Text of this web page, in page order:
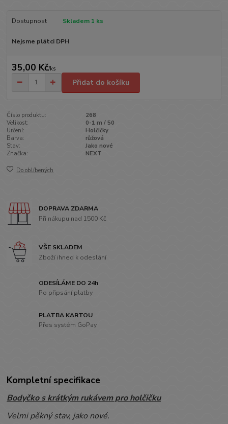
Dostupnost Skladem 1 ks
Nejsme plátci DPH
35,00 Kč/ks
Přidat do košíku
Číslo produktu:
268
Velikost:
0-1 m / 50
Určení:
Holčičky
Barva:
růžová
Stav:
Jako nové
Značka:
NEXT
Do oblíbených
DOPRAVA ZDARMA
Při nákupu nad 1500 Kč
VŠE SKLADEM
Zboží ihned k odeslání
ODESÍLÁME DO 24h
Po připsání platby
PLATBA KARTOU
Přes systém GoPay
Kompletní specifikace
Bodyčko s krátkým rukávem pro holčičku
Velmi pěkný stav, jako nové.